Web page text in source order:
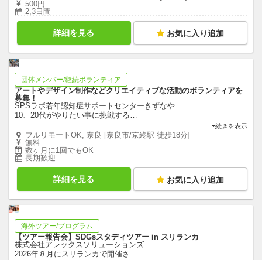
500円
2,3日間
詳細を見る お気に入り追加
団体メンバー/継続ボランティア
アートやデザイン制作などクリエイティブな活動のボランティアを
募集！
SPSラボ若年認知症サポートセンターきずなや
10、20代がやりたい事に挑戦する
続きを表示
フルリモートOK, 奈良 [奈良市/京終駅 徒歩18分]
無料
数ヶ月に1回でもOK
長期歓迎
詳細を見る お気に入り追加
海外ツアー/プログラム
【ツアー報告会】SDGsスタディツアー in スリランカ
株式会社アレックスソリューションズ
2026年８月にスリランカで開催さ